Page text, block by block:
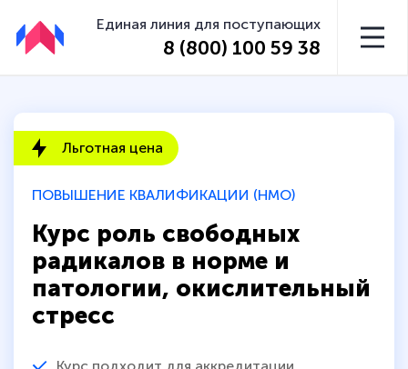
Единая линия для поступающих
8 (800) 100 59 38
ПОВЫШЕНИЕ КВАЛИФИКАЦИИ (НМО)
Курс роль свободных
радикалов в норме и
патологии, окислительный
стресс
Льготная цена